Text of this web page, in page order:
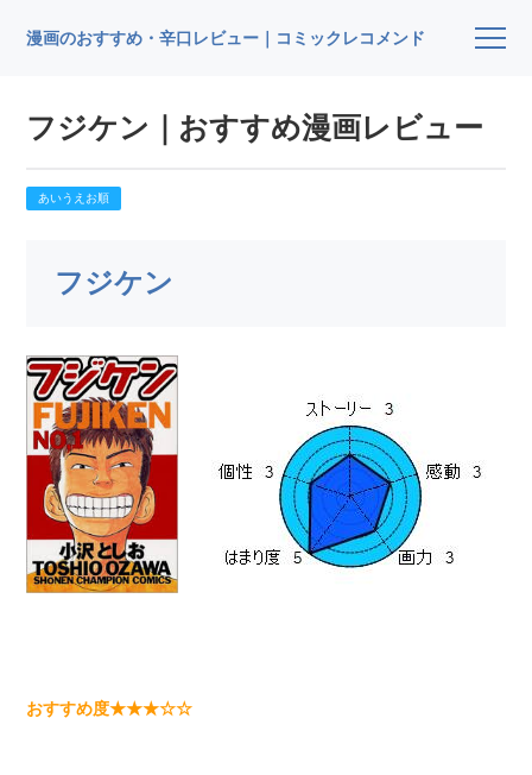
漫画のおすすめ・辛口レビュー｜コミックレコメンド
フジケン｜おすすめ漫画レビュー
あいうえお順
フジケン
おすすめ度★★★☆☆